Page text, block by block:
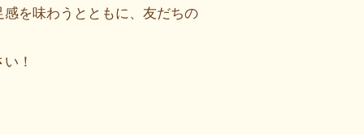
を味わうとともに、友だちの
！